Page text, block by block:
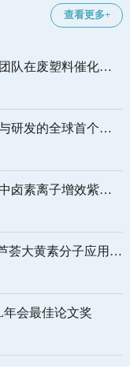
查看更多+
队在废塑料催化循
研发的全球首个
卤素离子增效紫外
制
荟大黄素分子应用于
电池
会最佳论文奖